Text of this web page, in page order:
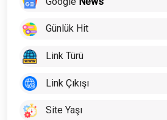
Günlük Hit
Link Türü
Link Çıkışı
Site Yaşı